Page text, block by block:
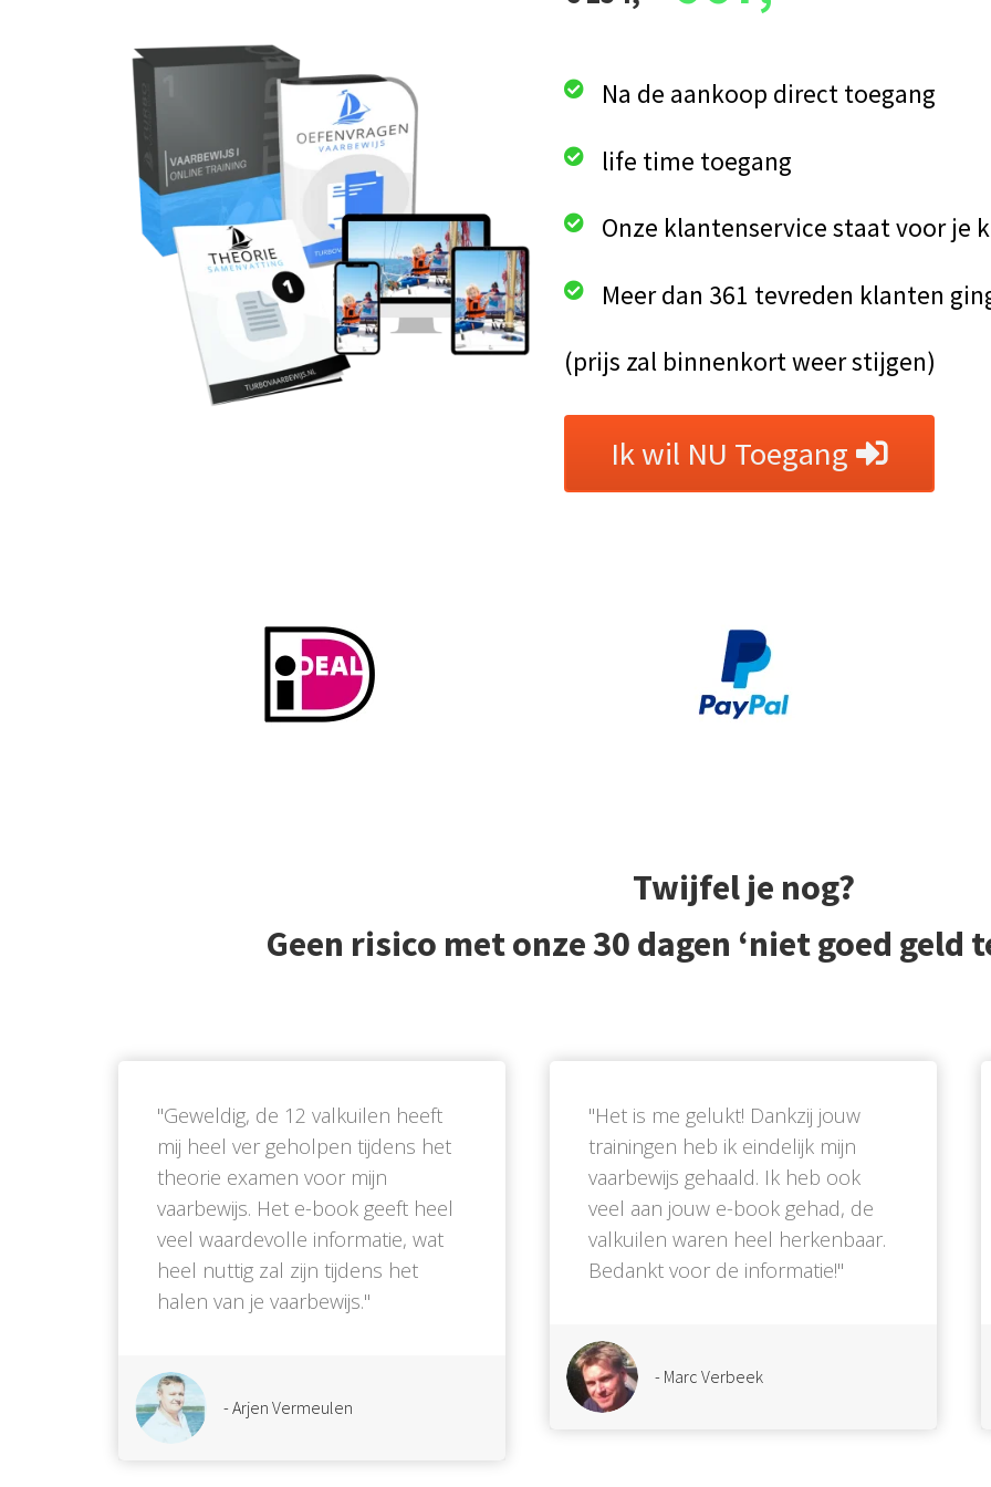
Na de aankoop direct toegang
life time toegang
Onze klantenservice staat voor je
Meer dan 361 tevreden klanten
(prijs zal binnenkort weer stijgen)
Ik wil NU Toegang
Twijfel je nog?
Geen risico met onze 30 dagen ‘niet goed geld
''Geweldig, de 12 valkuilen heeft
mij heel ver geholpen tijdens het
theorie examen voor mijn
vaarbewijs. Het e-book geeft heel
veel waardevolle informatie, wat
heel nuttig zal zijn tijdens het
halen van je vaarbewijs.''
- Arjen Vermeulen
''Het is me gelukt! Dankzij jouw
trainingen heb ik eindelijk mijn
vaarbewijs gehaald. Ik heb ook
veel aan jouw e-book gehad, de
valkuilen waren heel herkenbaar.
Bedankt voor de informatie!''
- Marc Verbeek